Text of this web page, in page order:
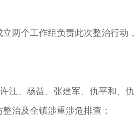
两个工作组负责此次整治行动
、杨益、张建军、仇平和、
治及全镇涉重涉危排查；